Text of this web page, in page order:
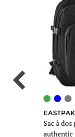
EASTPAK
Sac à dos
authentic